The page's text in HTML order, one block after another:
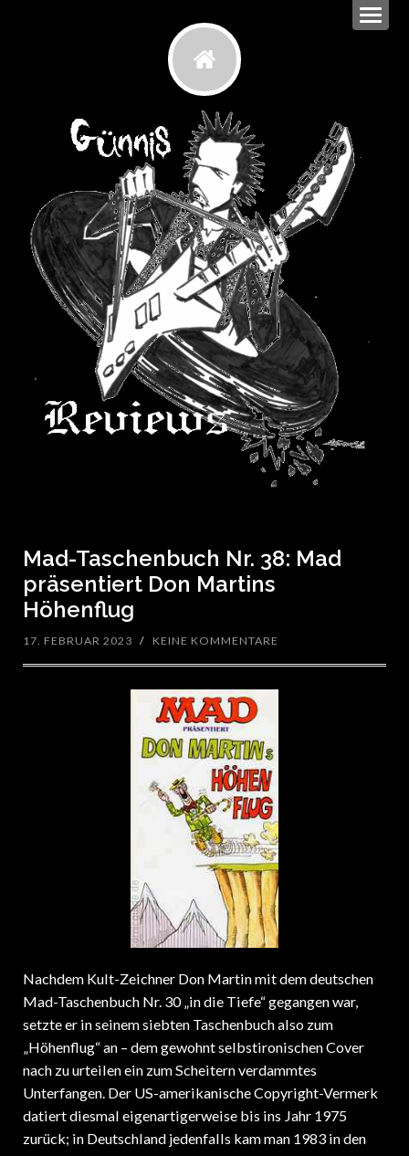
Mad-Taschenbuch Nr. 38: Mad
präsentiert Don Martins
Höhenflug
17. FEBRUAR 2023 / KEINE KOMMENTARE
Nachdem Kult-Zeichner Don Martin mit dem deutschen
Mad-Taschenbuch Nr. 30 „in die Tiefe“ gegangen war,
setzte er in seinem siebten Taschenbuch also zum
„Höhenflug“ an – dem gewohnt selbstironischen Cover
nach zu urteilen ein zum Scheitern verdammtes
Unterfangen. Der US-amerikanische Copyright-Vermerk
datiert diesmal eigenartigerweise bis ins Jahr 1975
zurück; in Deutschland jedenfalls kam man 1983 in den